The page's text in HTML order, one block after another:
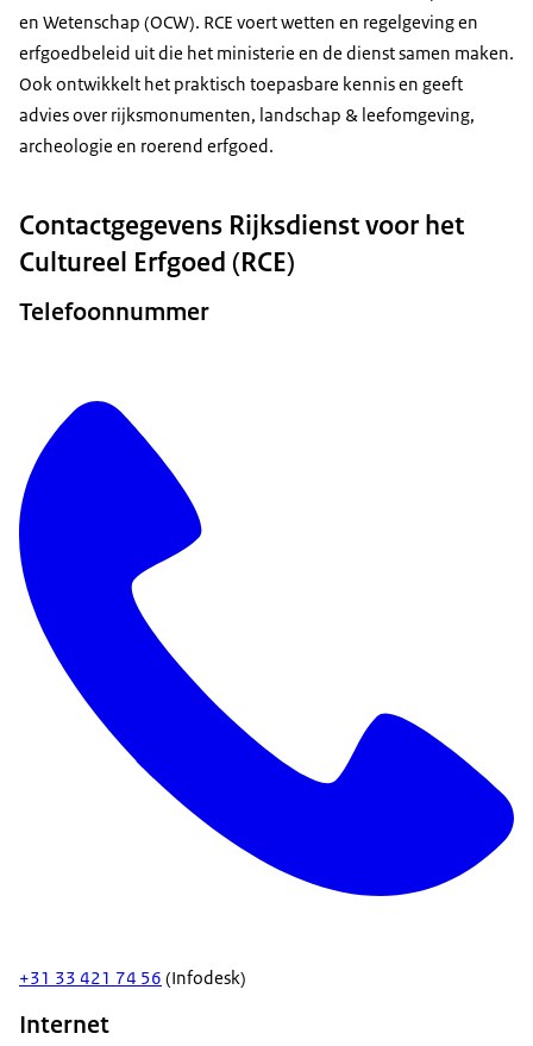
en Wetenschap (OCW). RCE voert wetten en regelgeving en
erfgoedbeleid uit die het ministerie en de dienst samen maken.
Ook ontwikkelt het praktisch toepasbare kennis en geeft
advies over rijksmonumenten, landschap & leefomgeving,
archeologie en roerend erfgoed.
Contactgegevens Rijksdienst voor het
Cultureel Erfgoed (RCE)
Telefoonnummer
+31 33 421 74 56 (Infodesk)
Internet